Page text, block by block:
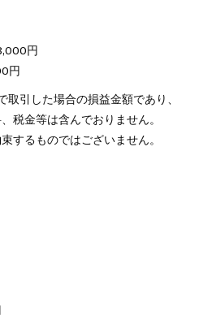
円
円
引した場合の損益金額であり、
税金等は含んでおりません。
するものではございません。